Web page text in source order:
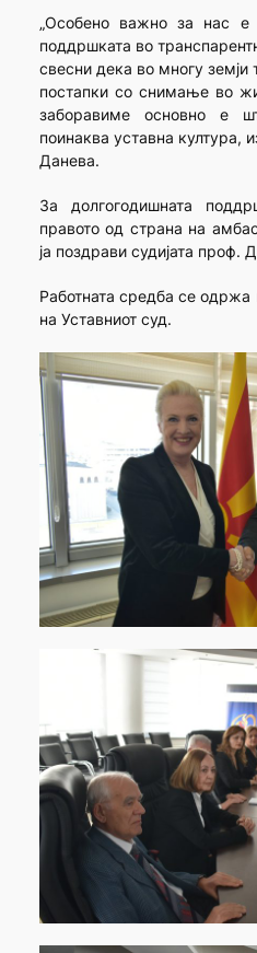
„Особено важно за нас е
поддршката во
свесни дека во многу
постапки со снимање во
заборавиме основно е
поинаква уставна култура,
Данева.
За долгогодишната
правото од страна на
ја поздрави судијата
Работната средба се
на Уставниот суд.